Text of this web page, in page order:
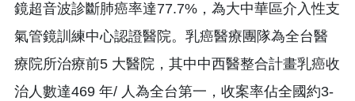
鏡超音波診斷肺癌率達77.7%，為大中華區介入性支
氣管鏡訓練中心認證醫院。乳癌醫療團隊為全台醫
療院所治療前5 大醫院，其中中西醫整合計畫乳癌收
治人數達469 年/ 人為全台第一，收案率佔全國約3-